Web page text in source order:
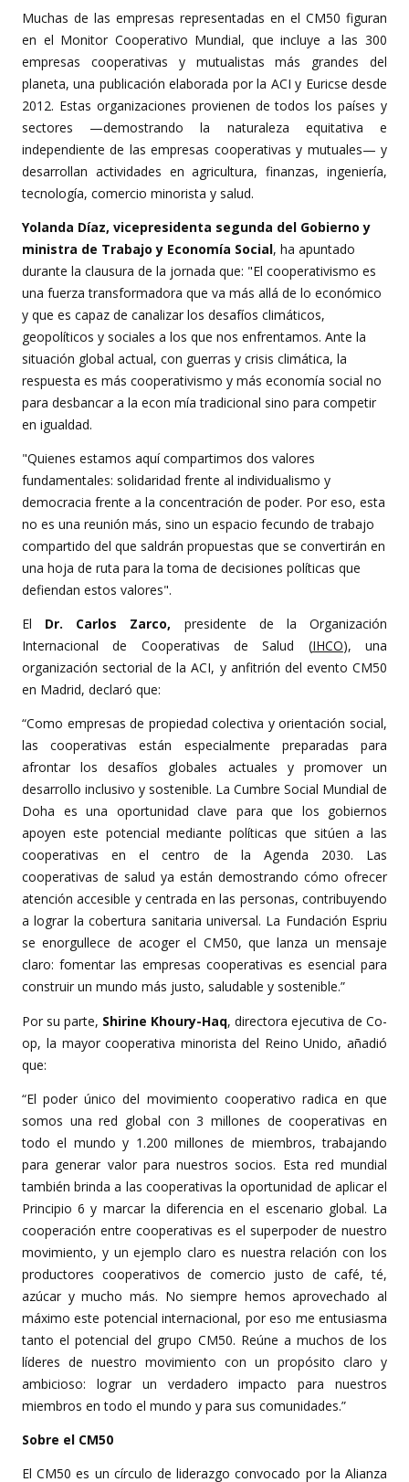
Muchas de las empresas representadas en el CM50 figuran
en el Monitor Cooperativo Mundial, que incluye a las 300
empresas cooperativas y mutualistas más grandes del
planeta, una publicación elaborada por la ACI y Euricse desde
2012. Estas organizaciones provienen de todos los países y
sectores —demostrando la naturaleza equitativa e
independiente de las empresas cooperativas y mutuales— y
desarrollan actividades en agricultura, finanzas, ingeniería,
tecnología, comercio minorista y salud.
Yolanda Díaz, vicepresidenta segunda del Gobierno y
ministra de Trabajo y Economía Social, ha apuntado
durante la clausura de la jornada que: "El cooperativismo es
una fuerza transformadora que va más allá de lo económico
y que es capaz de canalizar los desafíos climáticos,
geopolíticos y sociales a los que nos enfrentamos. Ante la
situación global actual, con guerras y crisis climática, la
respuesta es más cooperativismo y más economía social no
para desbancar a la econ mía tradicional sino para competir
en igualdad.
"Quienes estamos aquí compartimos dos valores
fundamentales: solidaridad frente al individualismo y
democracia frente a la concentración de poder. Por eso, esta
no es una reunión más, sino un espacio fecundo de trabajo
compartido del que saldrán propuestas que se convertirán en
una hoja de ruta para la toma de decisiones políticas que
defiendan estos valores".
El Dr. Carlos Zarco, presidente de la Organización
Internacional de Cooperativas de Salud (IHCO), una
organización sectorial de la ACI, y anfitrión del evento CM50
en Madrid, declaró que:
“Como empresas de propiedad colectiva y orientación social,
las cooperativas están especialmente preparadas para
afrontar los desafíos globales actuales y promover un
desarrollo inclusivo y sostenible. La Cumbre Social Mundial de
Doha es una oportunidad clave para que los gobiernos
apoyen este potencial mediante políticas que sitúen a las
cooperativas en el centro de la Agenda 2030. Las
cooperativas de salud ya están demostrando cómo ofrecer
atención accesible y centrada en las personas, contribuyendo
a lograr la cobertura sanitaria universal. La Fundación Espriu
se enorgullece de acoger el CM50, que lanza un mensaje
claro: fomentar las empresas cooperativas es esencial para
construir un mundo más justo, saludable y sostenible.”
Por su parte, Shirine Khoury-Haq, directora ejecutiva de Co-
op, la mayor cooperativa minorista del Reino Unido, añadió
que:
“El poder único del movimiento cooperativo radica en que
somos una red global con 3 millones de cooperativas en
todo el mundo y 1.200 millones de miembros, trabajando
para generar valor para nuestros socios. Esta red mundial
también brinda a las cooperativas la oportunidad de aplicar el
Principio 6 y marcar la diferencia en el escenario global. La
cooperación entre cooperativas es el superpoder de nuestro
movimiento, y un ejemplo claro es nuestra relación con los
productores cooperativos de comercio justo de café, té,
azúcar y mucho más. No siempre hemos aprovechado al
máximo este potencial internacional, por eso me entusiasma
tanto el potencial del grupo CM50. Reúne a muchos de los
líderes de nuestro movimiento con un propósito claro y
ambicioso: lograr un verdadero impacto para nuestros
miembros en todo el mundo y para sus comunidades.”
Sobre el CM50
El CM50 es un círculo de liderazgo convocado por la Alianza